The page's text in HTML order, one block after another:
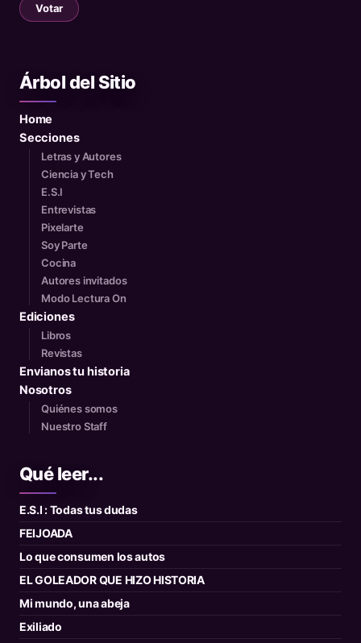
Votar
Árbol del Sitio
Home
Secciones
Letras y Autores
Ciencia y Tech
E.S.I
Entrevistas
Pixelarte
Soy Parte
Cocina
Autores invitados
Modo Lectura On
Ediciones
Libros
Revistas
Envianos tu historia
Nosotros
Quiénes somos
Nuestro Staff
Qué leer...
E.S.I : Todas tus dudas
FEIJOADA
Lo que consumen los autos
EL GOLEADOR QUE HIZO HISTORIA
Mi mundo, una abeja
Exiliado